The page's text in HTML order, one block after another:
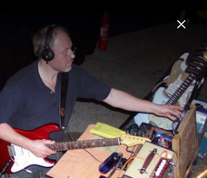
Menu
Videos Fotos Biografie